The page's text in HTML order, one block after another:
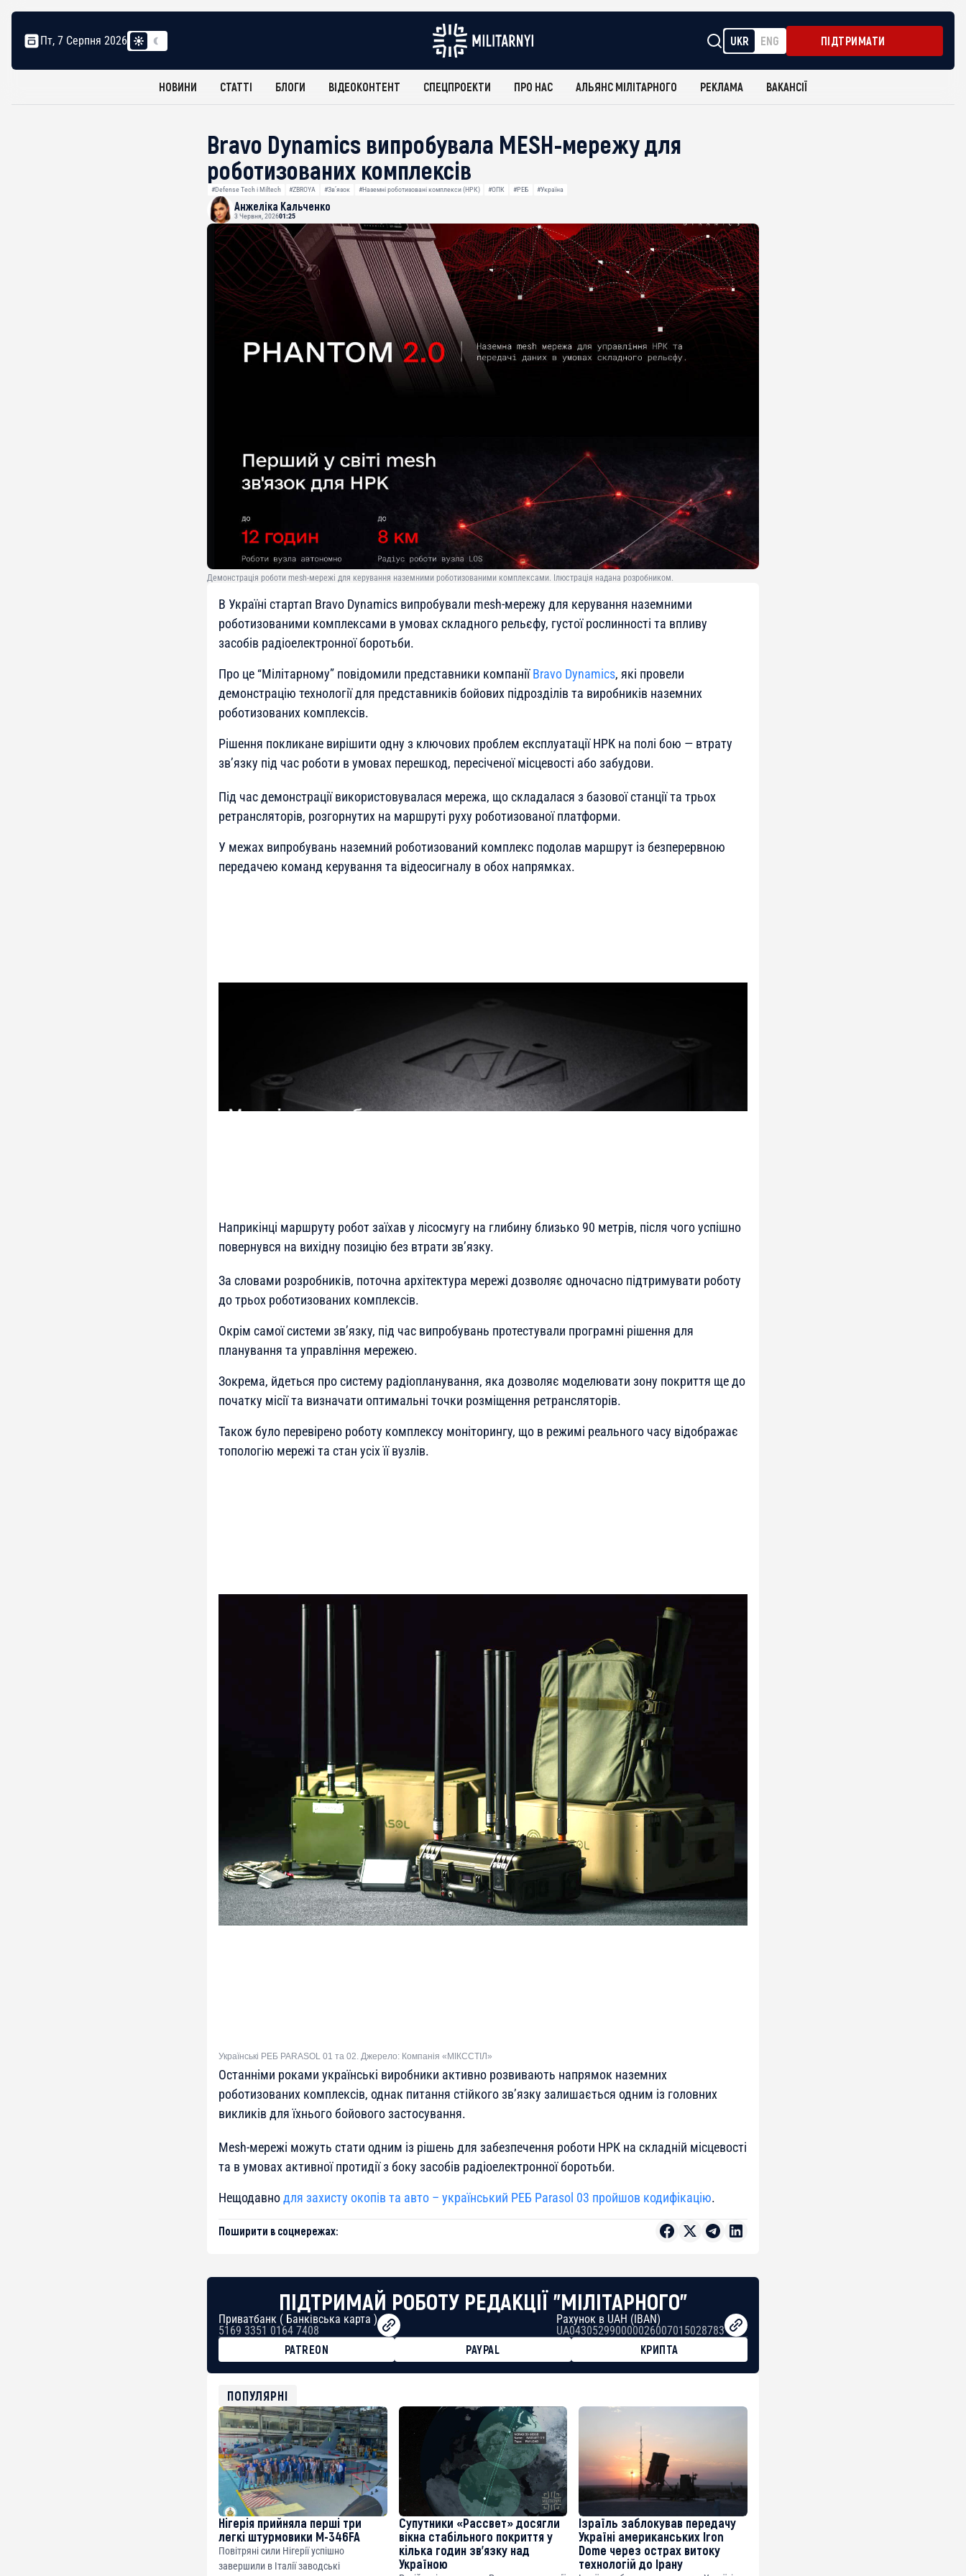
Пт, 7 Серпня 2026 UKR ENG ПІДТРИМАТИ
НОВИНИ СТАТТІ БЛОГИ ВІДЕОКОНТЕНТ СПЕЦПРОЕКТИ ПРО НАС АЛЬЯНС МІЛІТАРНОГО РЕКЛАМА ВАКАНСІЇ
Bravo Dynamics випробувала MESH-мережу для
роботизованих комплексів
#Defense Tech і Miltech #ZBROYA #Звʼязок #Наземні роботизовані комплекси (НРК) #ОПК #РЕБ #Україна
Анжеліка Кальченко
3 Червня, 202601:25
Демонстрація роботи mesh-мережі для керування наземними роботизованими комплексами. Ілюстрація надана розробником.
В Україні стартап Bravo Dynamics випробували mesh-мережу для керування наземними
роботизованими комплексами в умовах складного рельєфу, густої рослинності та впливу
засобів радіоелектронної боротьби.
Про це “Мілітарному” повідомили представники компаніїBravo Dynamics, які провели
демонстрацію технології для представників бойових підрозділів та виробників наземних
роботизованих комплексів.
Рішення покликане вирішити одну з ключових проблем експлуатації НРК на полі бою — втрату
зв’язку під час роботи в умовах перешкод, пересіченої місцевості або забудови.
Під час демонстрації використовувалася мережа, що складалася з базової станції та трьох
ретрансляторів, розгорнутих на маршруті руху роботизованої платформи.
У межах випробувань наземний роботизований комплекс подолав маршрут із безперервною
передачею команд керування та відеосигналу в обох напрямках.
Наприкінці маршруту робот заїхав у лісосмугу на глибину близько 90 метрів, після чого успішно
повернувся на вихідну позицію без втрати зв’язку.
За словами розробників, поточна архітектура мережі дозволяє одночасно підтримувати роботу
до трьох роботизованих комплексів.
Окрім самої системи зв’язку, під час випробувань протестували програмні рішення для
планування та управління мережею.
Зокрема, йдеться про систему радіопланування, яка дозволяє моделювати зону покриття ще до
початку місії та визначати оптимальні точки розміщення ретрансляторів.
Також було перевірено роботу комплексу моніторингу, що в режимі реального часу відображає
топологію мережі та стан усіх її вузлів.
Українські РЕБ PARASOL 01 та 02. Джерело: Компанія «МІКССТІЛ»
Останніми роками українські виробники активно розвивають напрямок наземних
роботизованих комплексів, однак питання стійкого зв’язку залишається одним із головних
викликів для їхнього бойового застосування.
Mesh-мережі можуть стати одним із рішень для забезпечення роботи НРК на складній місцевості
та в умовах активної протидії з боку засобів радіоелектронної боротьби.
Нещодавнодля захисту окопів та авто – український РЕБ Parasol 03 пройшов кодифікацію.
Поширити в соцмережах:
ПІДТРИМАЙ РОБОТУ РЕДАКЦІЇ "МІЛІТАРНОГО"
Приватбанк ( Банківська карта )
5169 3351 0164 7408
Рахунок в UAH (IBAN)
UA043052990000026007015028783
PATREON
PAYPAL
КРИПТА
USDT
0x8676644fA7B6d328310283cAC1065Ae01d97CEe7
ETH
0xfD02863D3289416fcF50975c9DFda13623f97758
ПОПУЛЯРНІ
Нігерія прийняла перші три
легкі штурмовики M-346FA
Повітряні сили Нігерії успішно
завершили в Італії заводські
Супутники «Рассвет» досягли
вікна стабільного покриття у
кілька годин зв’язку над
Україною
Ізраїль заблокував передачу
Україні американських Iron
Dome через острах витоку
технологій до Ірану